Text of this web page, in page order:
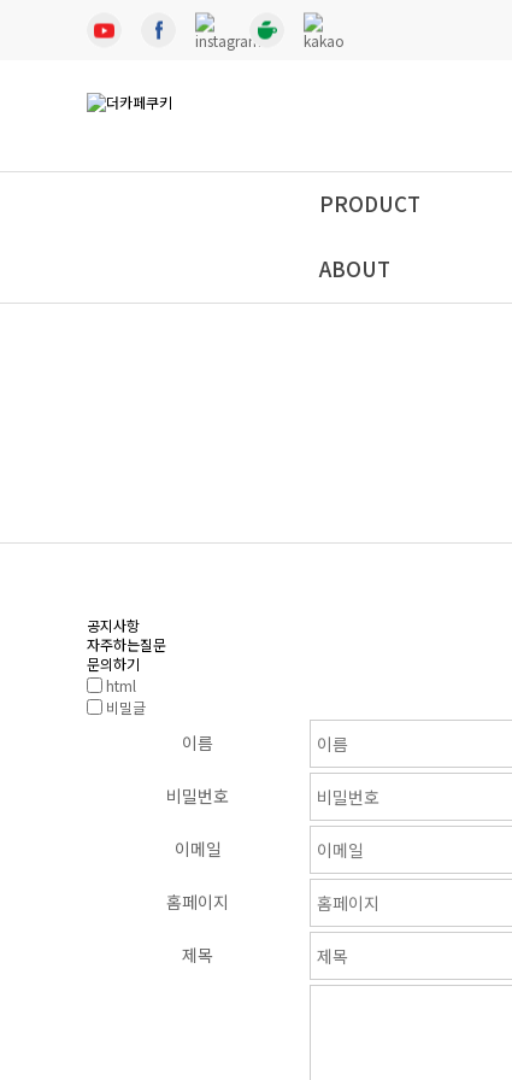
PRODUCT
ABOUT
공지사항
자주하는질문
문의하기
html
비밀글
이름
비밀번호
이메일
홈페이지
제목